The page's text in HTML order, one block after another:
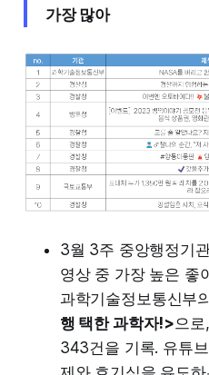
가장 많아
3월 3주 중앙행정기
영상 중 가장 높은 좋
과학기술정보통신부
행 택한 과학자!>으
343건을 기록. 유튜